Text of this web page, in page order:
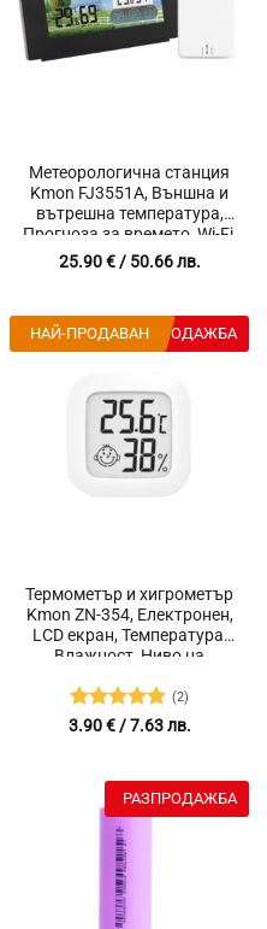
Метеорологична станция
Kmon FJ3551A, Външна и
вътрешна температура,
Прогноза за времето, Wi-Fi,
Влажност, LCD дисплей,
Touch Screen, Обхват 60
Аларма
25.90€/ 50.66 лв.
Термометър и хигрометър
Kmon ZN-354, Електронен,
LCD екран, Температура,
Влажност, Ниво на
Оценено с
(2)
3.90€/ 7.63 лв.
РАЗПРОДАЖБА
НАЙ-ПРОДАВАН
РАЗПРОДАЖБА